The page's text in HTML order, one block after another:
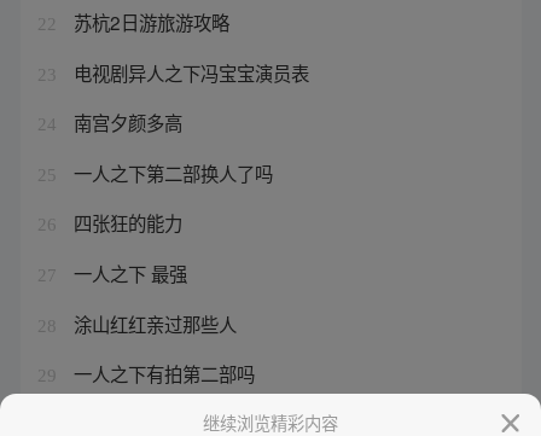
22 苏杭2日游旅游攻略
23 电视剧异人之下冯宝宝演员表
24 南宫夕颜多高
25 一人之下第二部换人了吗
26 四张狂的能力
27 一人之下 最强
28 涂山红红亲过那些人
29 一人之下有拍第二部吗
继续浏览精彩内容